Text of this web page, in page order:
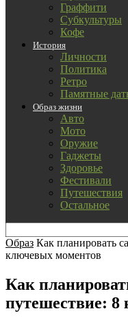
Граффити
Субкультуры
Кофе
История
Личности
Политика
Ретро
Памятные
Образ жизни
Авто
Мото
Оружие
Гаджеты
Здоровье
Фестивали
Путешествия
Остальное
Образ Как планировать
ключевых моментов
Как
путешествие: